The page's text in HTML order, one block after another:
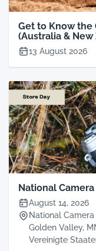
Get to Know the
(Australia & New
13 August 2026
National
August 14, 2026
National
Golden Valley,
Vereinigte